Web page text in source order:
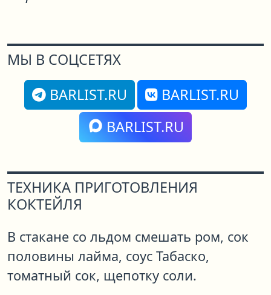
МЫ В СОЦСЕТЯХ
BARLIST.RU
BARLIST.RU
BARLIST.RU
ТЕХНИКА ПРИГОТОВЛЕНИЯ
КОКТЕЙЛЯ
В стакане со льдом смешать ром, сок
половины лайма, соус Табаско,
томатный сок, щепотку соли.